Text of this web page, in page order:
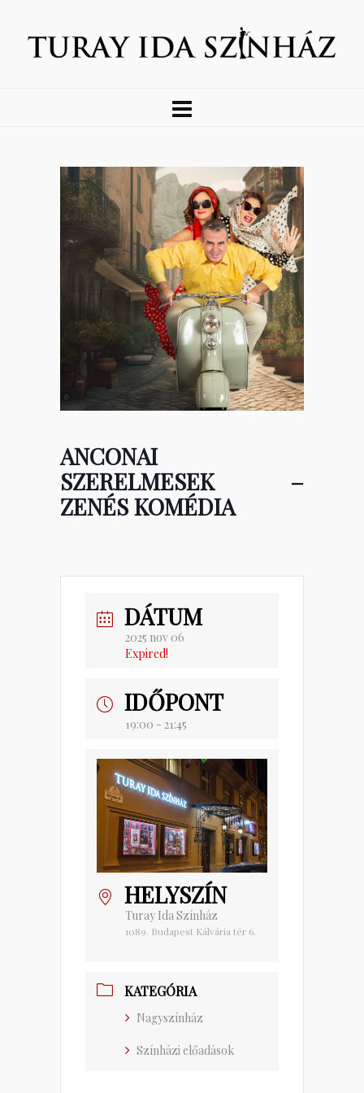
ANCONAI
SZERELMESEK –
ZENÉS KOMÉDIA
DÁTUM
2025 nov 06
Expired!
IDŐPONT
19:00 - 21:45
HELYSZÍN
Turay Ida Színház
1089. Budapest Kálvária tér 6.
KATEGÓRIA
Nagyszínház
Színházi előadások